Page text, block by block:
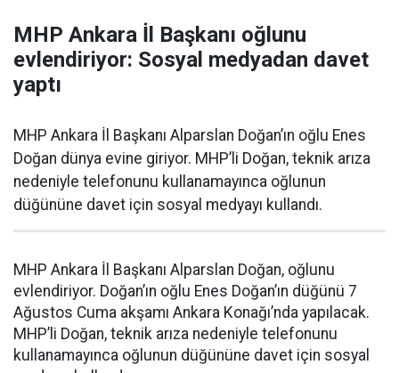
MHP Ankara İl Başkanı oğlunu
evlendiriyor: Sosyal medyadan davet
yaptı
MHP Ankara İl Başkanı Alparslan Doğan’ın oğlu Enes
Doğan dünya evine giriyor. MHP’li Doğan, teknik arıza
nedeniyle telefonunu kullanamayınca oğlunun
düğününe davet için sosyal medyayı kullandı.
MHP Ankara İl Başkanı Alparslan Doğan, oğlunu
evlendiriyor. Doğan’ın oğlu Enes Doğan’ın düğünü 7
Ağustos Cuma akşamı Ankara Konağı’nda yapılacak.
MHP’li Doğan, teknik arıza nedeniyle telefonunu
kullanamayınca oğlunun düğününe davet için sosyal